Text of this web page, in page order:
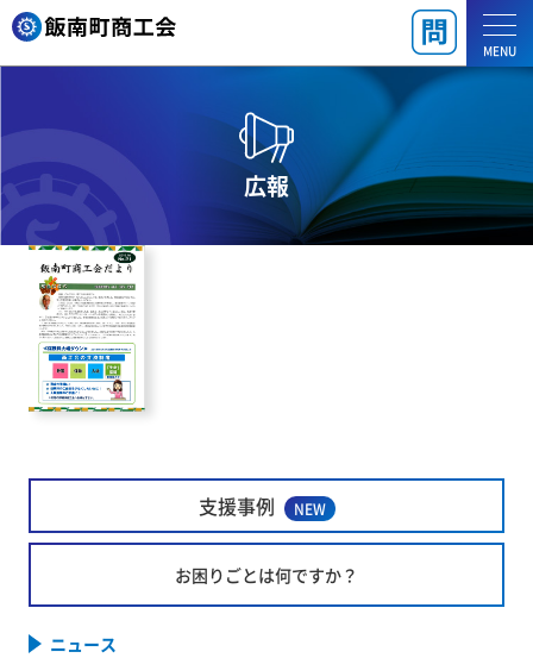
MENU
広報
支援事例 NEW
お困りごとは何ですか？
ニュース